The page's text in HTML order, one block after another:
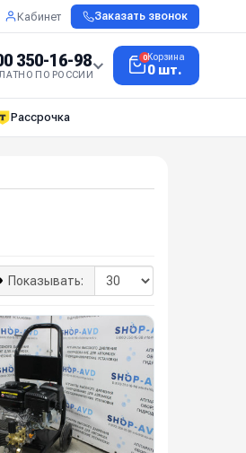
Кабинет Заказать звонок
350-16-98
ПО РОССИИ
0Корзина
0 шт.
Рассрочка
Показывать: